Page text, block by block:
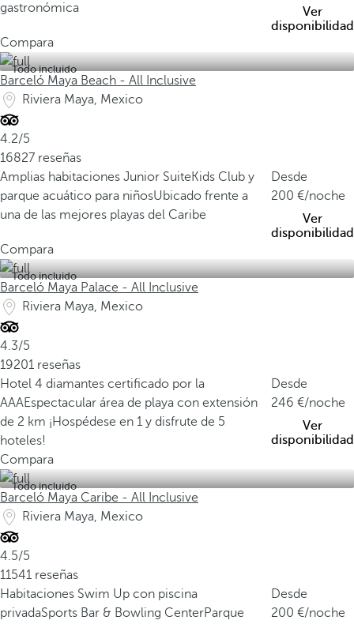
gastronómica
Ver
disponibilidad
Compara
Todo incluido
Barceló Maya Beach - All Inclusive
Riviera Maya, Mexico
4.2/5
16827 reseñas
Amplias habitaciones Junior SuiteKids Club y
parque acuático para niñosUbicado frente a
una de las mejores playas del Caribe
Desde
200
/noche
Ver
disponibilidad
Compara
Todo incluido
Barceló Maya Palace - All Inclusive
Riviera Maya, Mexico
4.3/5
19201 reseñas
Hotel 4 diamantes certificado por la
AAAEspectacular área de playa con extensión
de 2 km ¡Hospédese en 1 y disfrute de 5
hoteles!
Desde
246
/noche
Ver
disponibilidad
Compara
Todo incluido
Barceló Maya Caribe - All Inclusive
Riviera Maya, Mexico
4.5/5
11541 reseñas
Habitaciones Swim Up con piscina
privadaSports Bar & Bowling CenterParque
Desde
200
/noche